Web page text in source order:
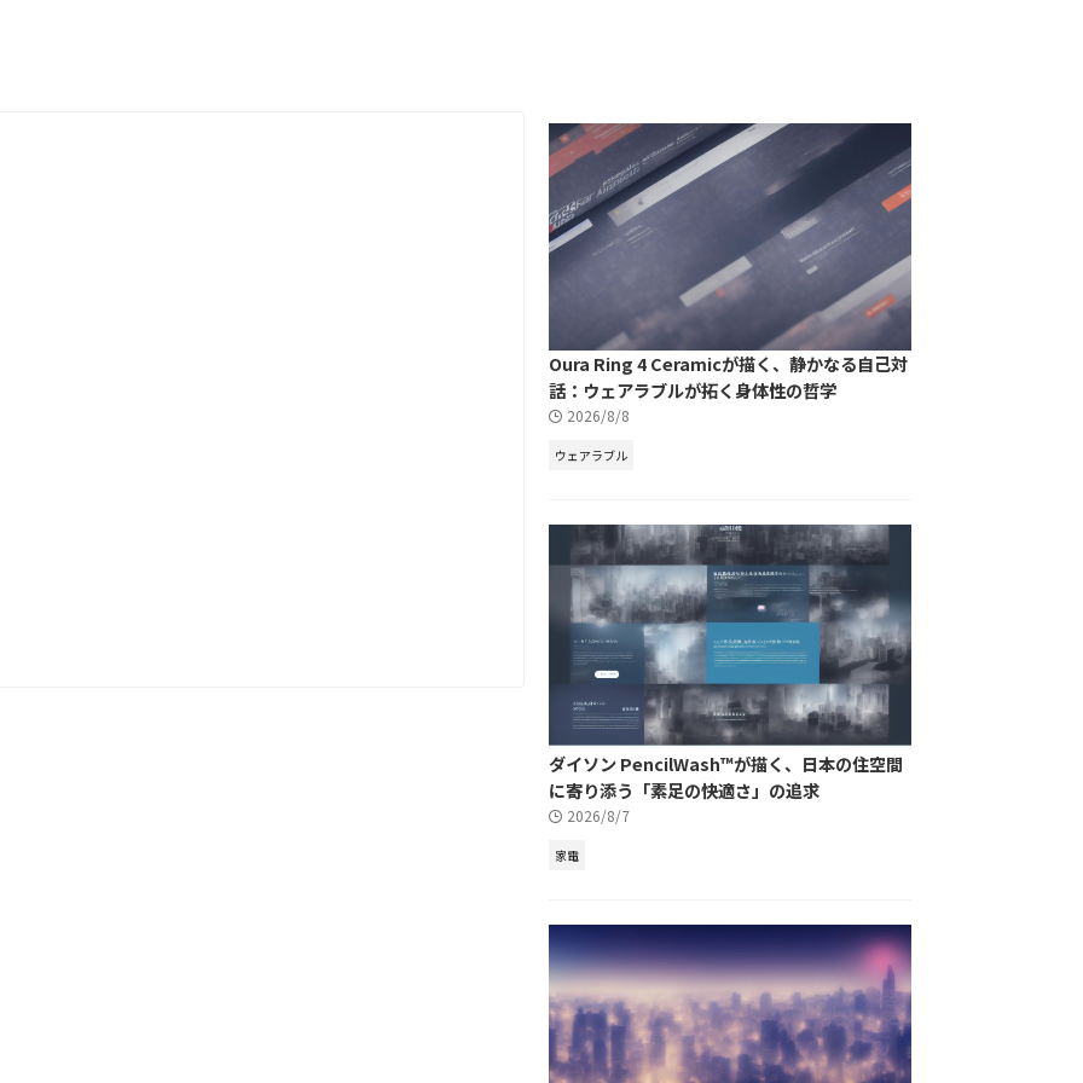
Oura Ring 4 Ceramicが描く、静かなる自己対
話：ウェアラブルが拓く身体性の哲学
2026/8/8
ウェアラブル
ダイソン PencilWash™が描く、日本の住空間
に寄り添う「素足の快適さ」の追求
2026/8/7
家電